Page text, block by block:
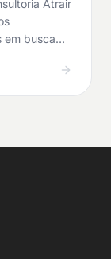
Atrair
em busca